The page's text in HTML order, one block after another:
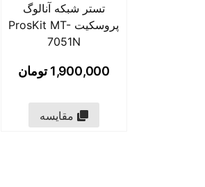
تستر شبکه آنالوگ
پروسکیت ProsKit MT-
7051N
1,900,000 تومان
مقایسه